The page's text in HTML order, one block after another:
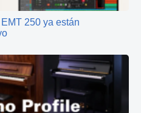
250 ya están